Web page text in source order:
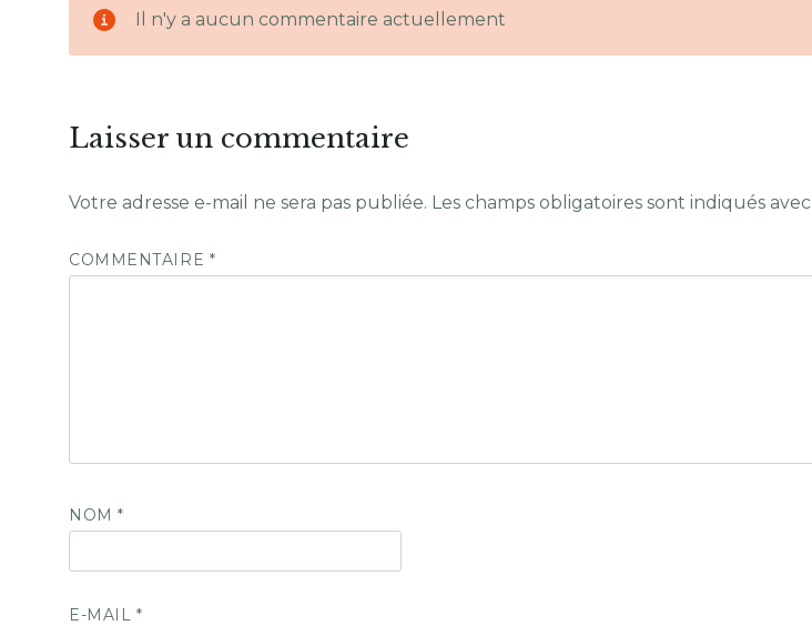
Il n'y a aucun commentaire actuellement
Laisser un commentaire
Votre adresse e-mail ne sera pas publiée. Les champs obligatoires sont indiqués avec
COMMENTAIRE *
NOM*
E-MAIL *